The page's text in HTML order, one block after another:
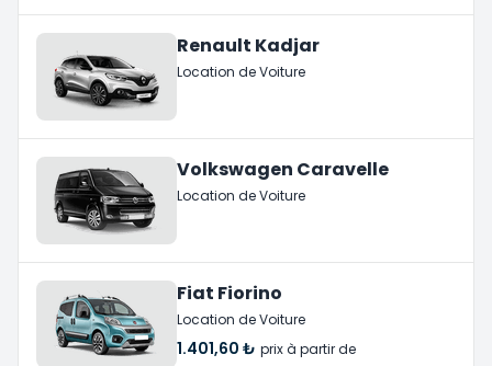
Renault Kadjar
Location de Voiture
Volkswagen Caravelle
Location de Voiture
Fiat Fiorino
Location de Voiture
1.401,60 ₺ prix à partir de